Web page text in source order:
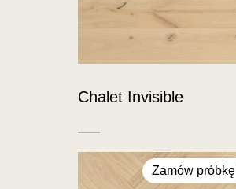
Chalet Invisible
Zamów próbkę